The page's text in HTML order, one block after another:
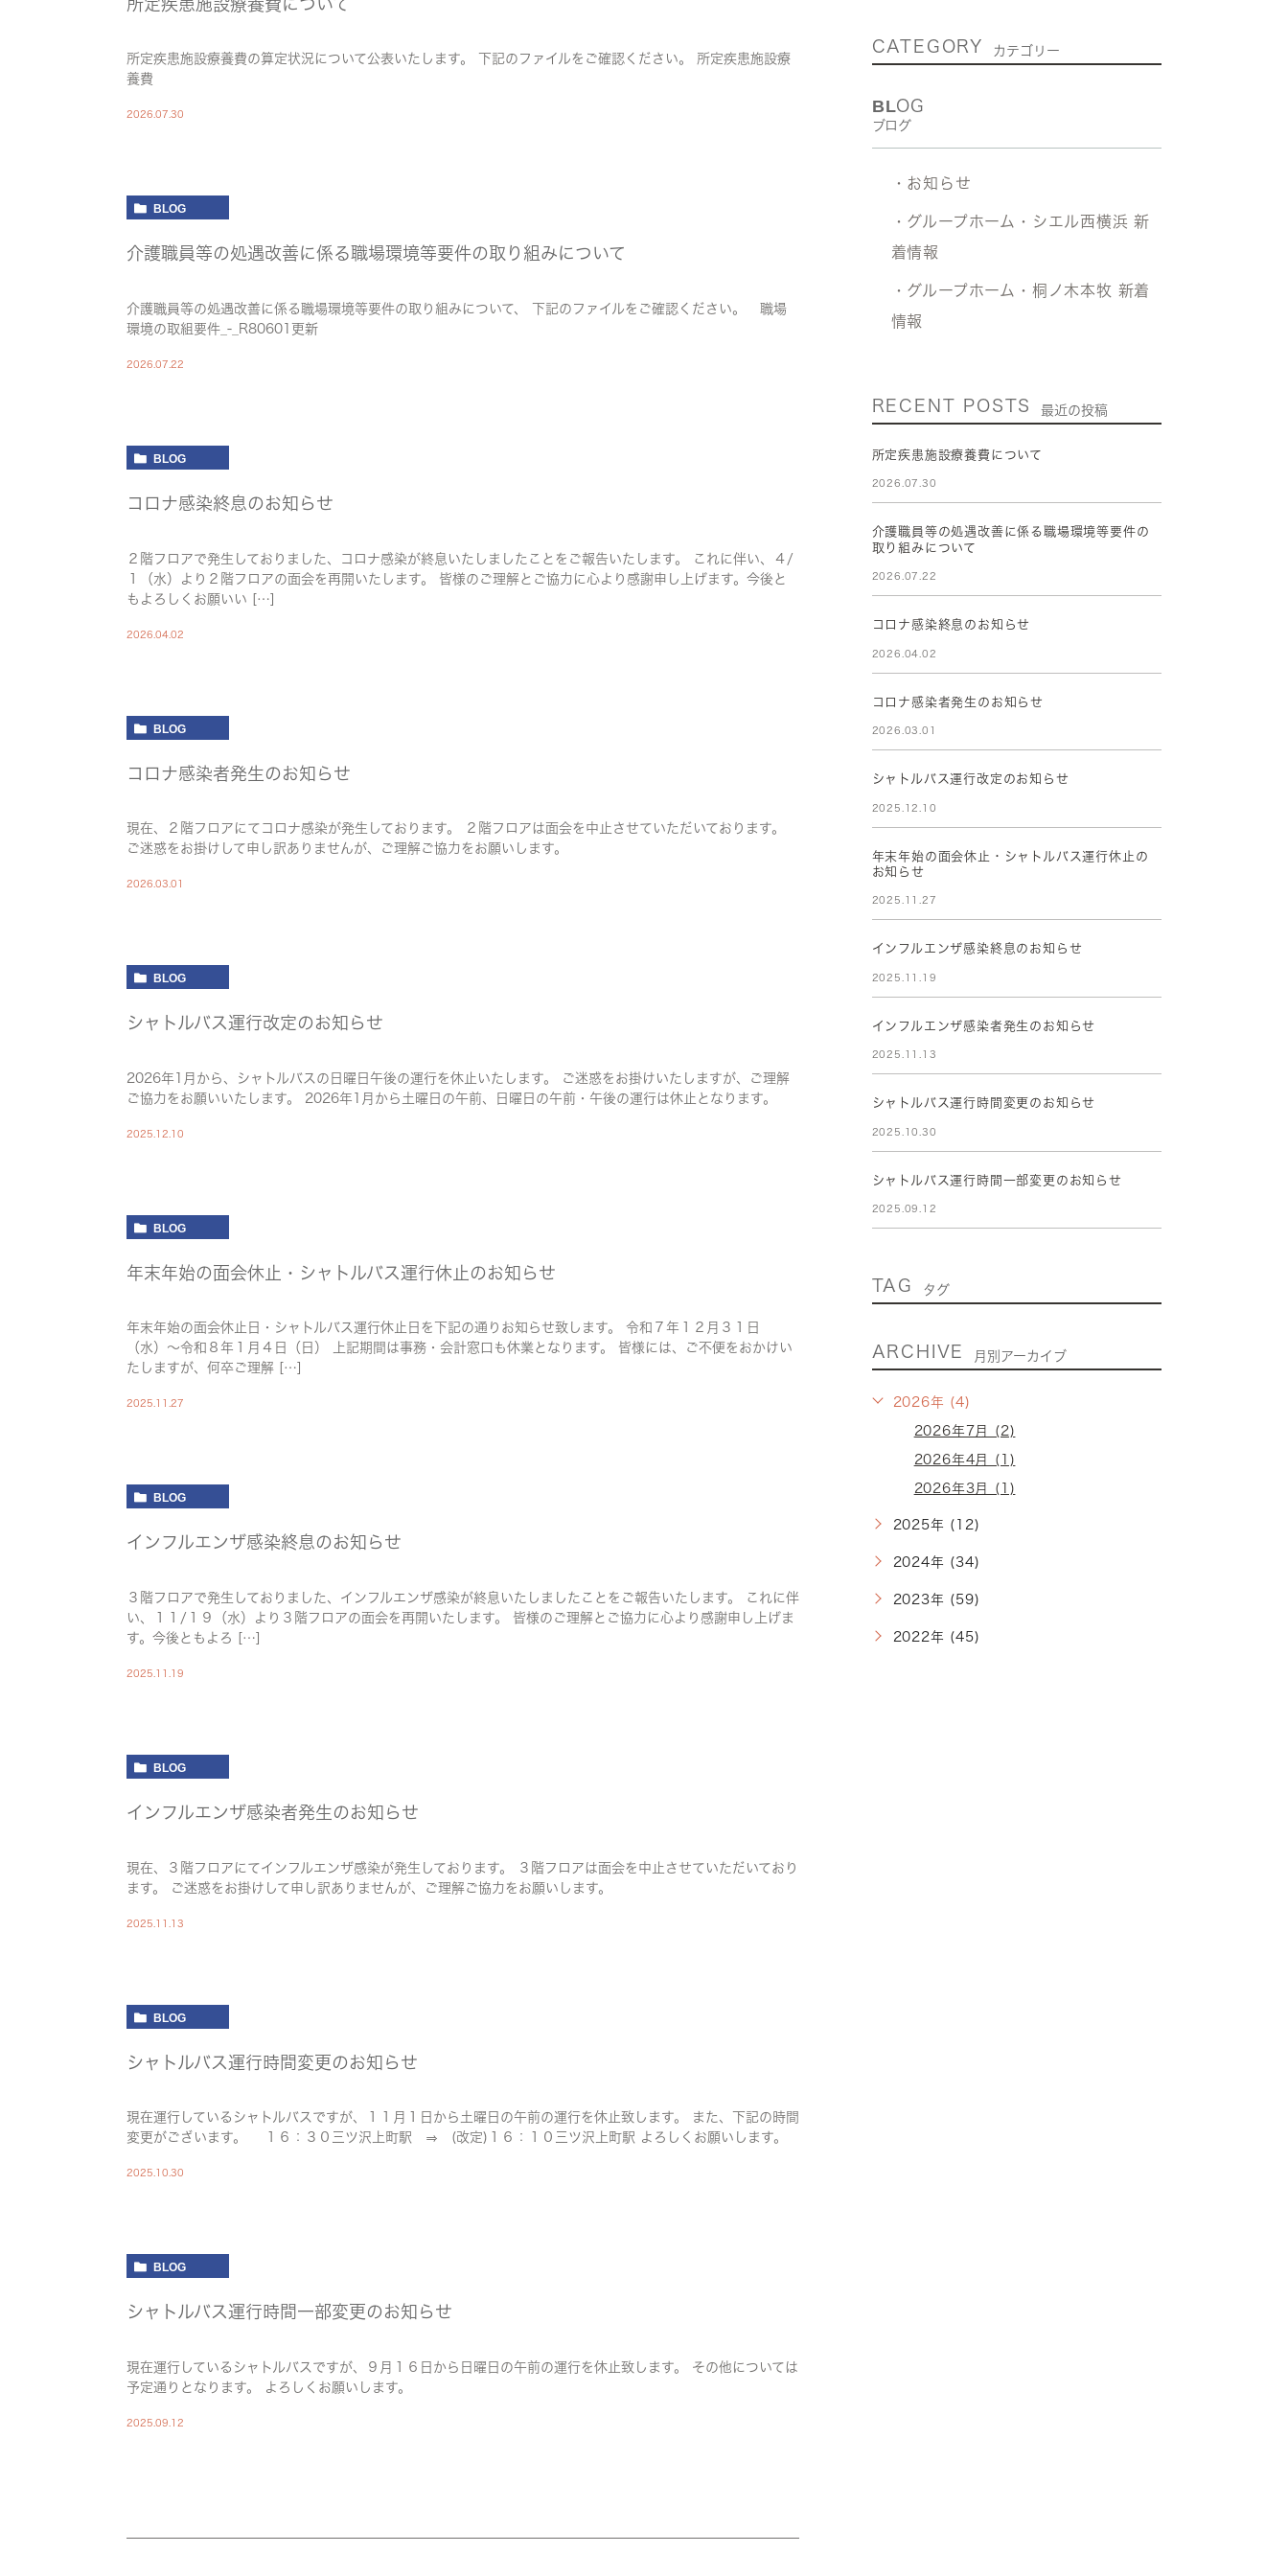
所定疾患施設療養費の算定状況について公表いたします。 下記のファイルをご確認ください。 所定疾患施設療
養費
2026.07.30
BLOG
介護職員等の処遇改善に係る職場環境等要件の取り組みについて
介護職員等の処遇改善に係る職場環境等要件の取り組みについて、 下記のファイルをご確認ください。 職場
環境の取組要件_-_R80601更新
2026.07.22
BLOG
コロナ感染終息のお知らせ
２階フロアで発生しておりました、コロナ感染が終息いたしましたことをご報告いたします。 これに伴い、４/
１（水）より２階フロアの面会を再開いたします。 皆様のご理解とご協力に心より感謝申し上げます。今後と
もよろしくお願いい […]
2026.04.02
BLOG
コロナ感染者発生のお知らせ
現在、２階フロアにてコロナ感染が発生しております。 ２階フロアは面会を中止させていただいております。
ご迷惑をお掛けして申し訳ありませんが、ご理解ご協力をお願いします。
2026.03.01
BLOG
シャトルバス運行改定のお知らせ
2026年1月から、シャトルバスの日曜日午後の運行を休止いたします。 ご迷惑をお掛けいたしますが、ご理解
ご協力をお願いいたします。 2026年1月から土曜日の午前、日曜日の午前・午後の運行は休止となります。
2025.12.10
BLOG
年末年始の面会休止・シャトルバス運行休止のお知らせ
年末年始の面会休止日・シャトルバス運行休止日を下記の通りお知らせ致します。 令和７年１２月３１日
（水）～令和８年１月４日（日） 上記期間は事務・会計窓口も休業となります。 皆様には、ご不便をおかけい
たしますが、何卒ご理解 […]
2025.11.27
BLOG
インフルエンザ感染終息のお知らせ
３階フロアで発生しておりました、インフルエンザ感染が終息いたしましたことをご報告いたします。 これに伴
い、１１/１９（水）より３階フロアの面会を再開いたします。 皆様のご理解とご協力に心より感謝申し上げま
す。今後ともよろ […]
2025.11.19
BLOG
インフルエンザ感染者発生のお知らせ
現在、３階フロアにてインフルエンザ感染が発生しております。 ３階フロアは面会を中止させていただいており
ます。 ご迷惑をお掛けして申し訳ありませんが、ご理解ご協力をお願いします。
2025.11.13
BLOG
シャトルバス運行時間変更のお知らせ
現在運行しているシャトルバスですが、１１月１日から土曜日の午前の運行を休止致します。 また、下記の時間
変更がございます。 １６：３０三ツ沢上町駅 ⇒ (改定)１６：１０三ツ沢上町駅 よろしくお願いします。
2025.10.30
BLOG
シャトルバス運行時間一部変更のお知らせ
現在運行しているシャトルバスですが、９月１６日から日曜日の午前の運行を休止致します。 その他については
予定通りとなります。 よろしくお願いします。
2025.09.12
CATEGORY カテゴリー
BLOG
ブログ
・お知らせ
・グループホーム・シエル西横浜 新
着情報
・グループホーム・桐ノ木本牧 新着
情報
RECENT POSTS 最近の投稿
所定疾患施設療養費について
2026.07.30
介護職員等の処遇改善に係る職場環境等要件の
取り組みについて
2026.07.22
コロナ感染終息のお知らせ
2026.04.02
コロナ感染者発生のお知らせ
2026.03.01
シャトルバス運行改定のお知らせ
2025.12.10
年末年始の面会休止・シャトルバス運行休止の
お知らせ
2025.11.27
インフルエンザ感染終息のお知らせ
2025.11.19
インフルエンザ感染者発生のお知らせ
2025.11.13
シャトルバス運行時間変更のお知らせ
2025.10.30
シャトルバス運行時間一部変更のお知らせ
2025.09.12
TAG タグ
ARCHIVE 月別アーカイブ
2026年 (4)
2026年7月 (2)
2026年4月 (1)
2026年3月 (1)
2025年 (12)
2024年 (34)
2023年 (59)
2022年 (45)